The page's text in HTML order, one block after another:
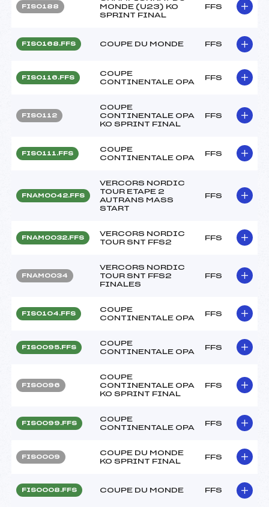
FIS0188
MONDE (U23) KO
SPRINT FINAL
FFS
FIS0168.FFS COUPE DU MONDE FFS
FIS0116.FFS
COUPE
CONTINENTALE OPA
FFS
FIS0112
COUPE
CONTINENTALE OPA
KO SPRINT FINAL
FFS
FIS0111.FFS
COUPE
CONTINENTALE OPA
FFS
FNAM0042.FFS
VERCORS NORDIC
TOUR ETAPE 2
AUTRANS MASS
START
FFS
FNAM0032.FFS
VERCORS NORDIC
TOUR SNT FFS2
FFS
FNAM0034
VERCORS NORDIC
TOUR SNT FFS2
FINALES
FFS
FIS0104.FFS
COUPE
CONTINENTALE OPA
FFS
FIS0095.FFS
COUPE
CONTINENTALE OPA
FFS
FIS0096
COUPE
CONTINENTALE OPA
KO SPRINT FINAL
FFS
FIS0099.FFS
COUPE
CONTINENTALE OPA
FFS
FIS0009
COUPE DU MONDE
KO SPRINT FINAL
FFS
FIS0008.FFS COUPE DU MONDE FFS